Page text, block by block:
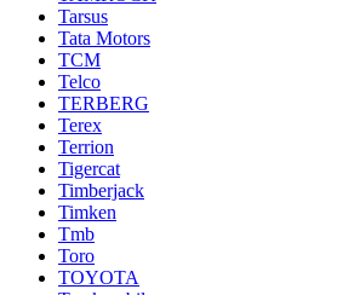
Tarsus
Tata Motors
TCM
Telco
TERBERG
Terex
Terrion
Tigercat
Timberjack
Timken
Tmb
Toro
TOYOTA